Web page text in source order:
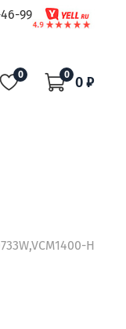
99
0 0 0 ₽
H